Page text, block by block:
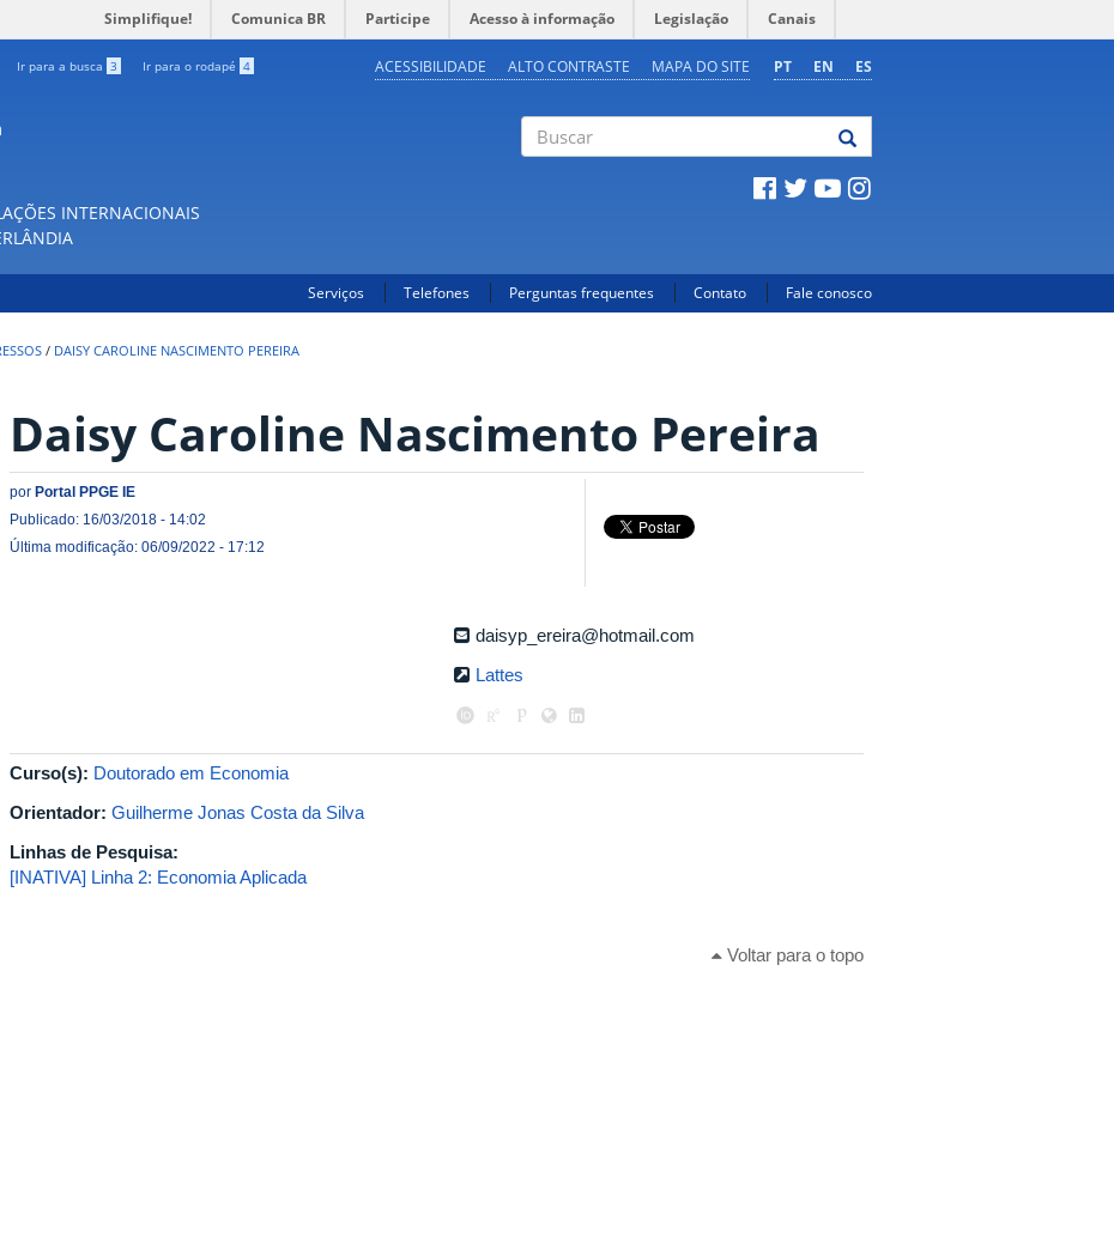
Simplifique! Comunica BR Participe Acesso à informação Legislação Canais
Ir para a busca 3 Ir para o rodapé 4 PT EN ES
ACESSIBILIDADE ALTO CONTRASTE MAPA DO SITE
INTERNACIONAIS
Serviços Telefones Perguntas frequentes Contato Fale conosco
/ DAISY CAROLINE NASCIMENTO PEREIRA
Daisy Caroline Nascimento Pereira
por Portal PPGE IE
Publicado: 16/03/2018 - 14:02
Última modificação: 06/09/2022 - 17:12
daisyp_ereira@hotmail.com
Lattes
Curso(s): Doutorado em Economia
Orientador: Guilherme Jonas Costa da Silva
Linhas de Pesquisa:
[INATIVA] Linha 2: Economia Aplicada
Voltar para o topo